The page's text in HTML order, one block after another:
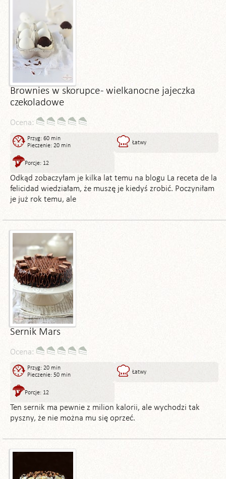
Brownies w skorupce - wielkanocne jajeczka
czekoladowe
Ocena:
Przyg: 60 min
Pieczenie: 20 min
Łatwy
Porcje: 12
Odkąd zobaczyłam je kilka lat temu na blogu La receta de la
felicidad wiedziałam, że muszę je kiedyś zrobić. Poczyniłam
je już rok temu, ale
Sernik Mars
Ocena:
Przyg: 20 min
Pieczenie: 50 min
Łatwy
Porcje: 12
Ten sernik ma pewnie z milion kalorii, ale wychodzi tak
pyszny, że nie można mu się oprzeć.